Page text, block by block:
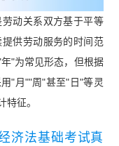
动关系双方基于平等
供劳动服务的时间范
"为常见形态，但根据
"月""周"甚至"日"等灵
特征。
济法基础考试真